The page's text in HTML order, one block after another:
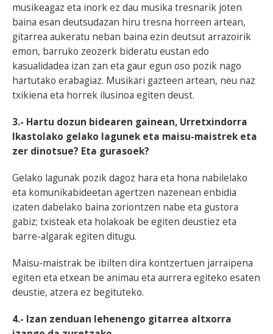
musikeagaz eta inork ez dau musika tresnarik joten
baina esan deutsudazan hiru tresna horreen artean,
gitarrea aukeratu neban baina ezin deutsut arrazoirik
emon, barruko zeozerk bideratu eustan edo
kasualidadea izan zan eta gaur egun oso pozik nago
hartutako erabagiaz. Musikari gazteen artean, neu naz
txikiena eta horrek ilusinoa egiten deust.
3.- Hartu dozun bidearen gainean, Urretxindorra
Ikastolako gelako lagunek eta maisu-maistrek eta
zer dinotsue? Eta gurasoek?
Gelako lagunak pozik dagoz hara eta hona nabilelako
eta komunikabideetan agertzen nazenean enbidia
izaten dabelako baina zoriontzen nabe eta gustora
gabiz; txisteak eta holakoak be egiten deustiez eta
barre-algarak egiten ditugu.
Maisu-maistrak be ibilten dira kontzertuen jarraipena
egiten eta etxean be animau eta aurrera egiteko esaten
deustie, atzera ez begituteko.
4.- Izan zenduan lehenengo gitarrea altxorra